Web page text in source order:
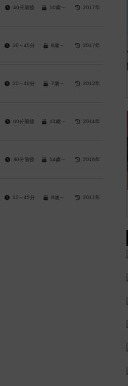
40分前後 10歳～ 2017年
30～45分 8歳～ 2017年
30～40分 7歳～ 2012年
60分前後 13歳～ 2014年
30分前後 14歳～ 2016年
30～45分 8歳～ 2017年